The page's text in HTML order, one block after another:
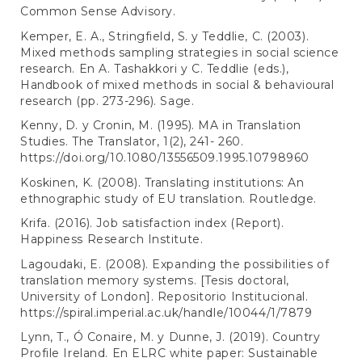
Common Sense Advisory.
Kemper, E. A., Stringfield, S. y Teddlie, C. (2003).
Mixed methods sampling strategies in social science
research. En A. Tashakkori y C. Teddlie (eds.),
Handbook of mixed methods in social & behavioural
research (pp. 273-296). Sage.
Kenny, D. y Cronin, M. (1995). MA in Translation
Studies. The Translator, 1(2), 241- 260.
https://doi.org/10.1080/13556509.1995.10798960
Koskinen, K. (2008). Translating institutions: An
ethnographic study of EU translation. Routledge.
Krifa. (2016). Job satisfaction index (Report).
Happiness Research Institute.
Lagoudaki, E. (2008). Expanding the possibilities of
translation memory systems. [Tesis doctoral,
University of London]. Repositorio Institucional.
https://spiral.imperial.ac.uk/handle/10044/1/7879
Lynn, T., Ó Conaire, M. y Dunne, J. (2019). Country
Profile Ireland. En ELRC white paper: Sustainable